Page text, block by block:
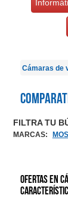
Cámaras de
FILTRA TU
MARCAS:
Ofertas en